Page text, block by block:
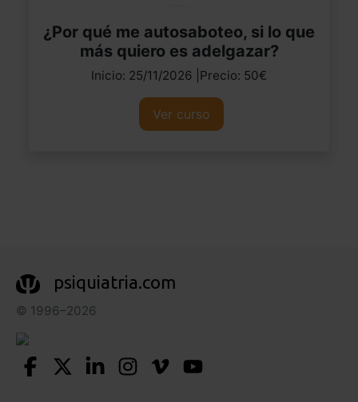
¿Por qué me autosaboteo, si lo que
más quiero es adelgazar?
Inicio: 25/11/2026 |Precio: 50€
Ver curso
psiquiatria.com
© 1996–2026